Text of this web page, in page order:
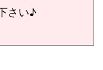
さい♪